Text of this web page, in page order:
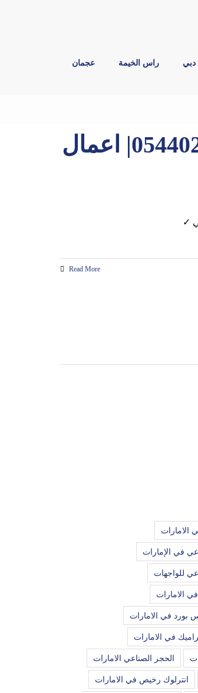
دبي راس الخيمة عجمان
شركة تنسيق حدائق في دبي |0544026642| اعمال
Read More
في الإمارات
للواجهات
الامارات
بورد في الامارات
في الامارات
الحجر الصناعي الامارات
انترلوك رخيص في الامارات